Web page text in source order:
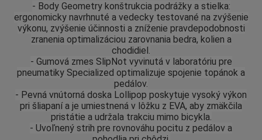
- Body Geometry konštrukcia podrážky a stielka:
ergonomicky navrhnuté a vedecky testované na zvýšenie
výkonu, zvýšenie účinnosti a zníženie pravdepodobnosti
zranenia optimalizáciou zarovnania bedra, kolien a
chodidiel.
- Gumová zmes SlipNot vyvinutá v laboratóriu pre
pneumatiky Specialized optimalizuje spojenie topánok a
pedálov.
- Pevná vnútorná doska Lollipop poskytuje vysoký výkon
pri šliapaní a je umiestnená v lôžku z EVA, aby zmäkčila
pristátie a udržala trakciu mimo bicykla.
- Uvoľnený strih pre rovnováhu pocitu z pedálov a